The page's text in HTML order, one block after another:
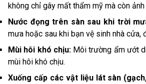
không chỉ gây mất thẩm mỹ mà còn
Nước đọng trên sàn sau khi trời
mưa hoặc sau khi bạn vệ sinh nhà cửa,
Mùi hôi khó chịu:Môi trường ẩm ướt
mùi hôi khó chịu.
Xuống cấp các vật liệu lát sàn